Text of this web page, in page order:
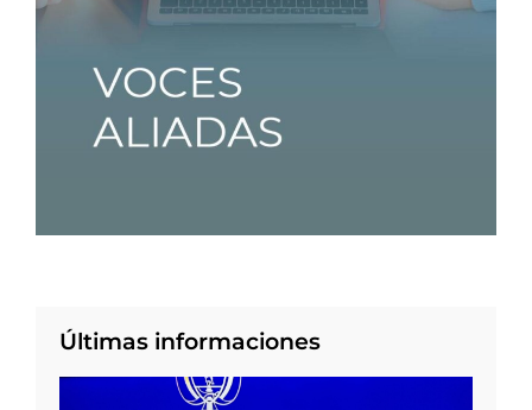
Últimas informaciones